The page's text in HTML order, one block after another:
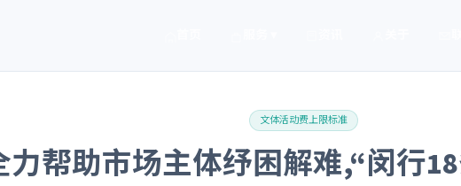
文体活动费上限标准
力帮助市场主体纾困解难,“闵行